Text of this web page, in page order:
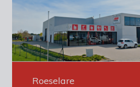
Roeselare